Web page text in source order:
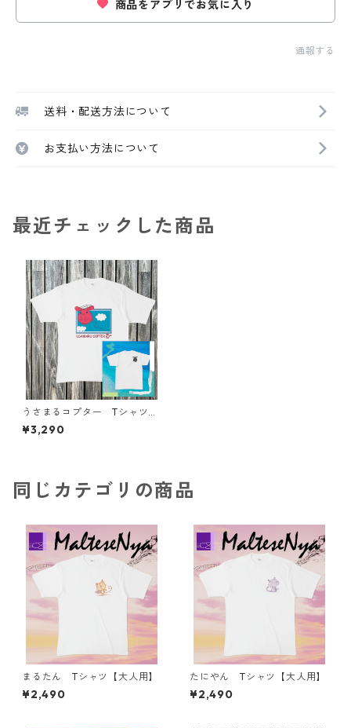
商品をアプリでお気に入り
通報する
送料・配送方法について
お支払い方法について
最近チェックした商品
うさまるコプター Tシャツ
【大人用】
¥3,290
同じカテゴリの商品
まるたん Tシャツ【大人用】
¥2,490
たにやん Tシャツ【大人用】
¥2,490